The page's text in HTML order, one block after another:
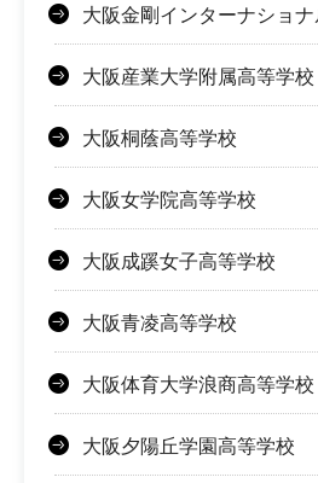
大阪金剛インターナショ
大阪産業大学附属高等学校
大阪桐蔭高等学校
大阪女学院高等学校
大阪成蹊女子高等学校
大阪青凌高等学校
大阪体育大学浪商高等学校
大阪夕陽丘学園高等学校